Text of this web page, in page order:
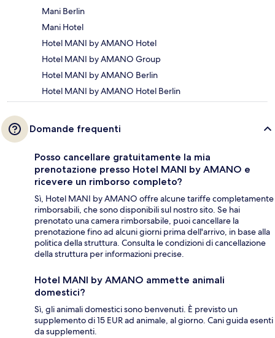
Mani Berlin
Mani Hotel
Hotel MANI by AMANO Hotel
Hotel MANI by AMANO Group
Hotel MANI by AMANO Berlin
Hotel MANI by AMANO Hotel Berlin
Domande frequenti
Posso cancellare gratuitamente la mia
prenotazione presso Hotel MANI by AMANO e
ricevere un rimborso completo?
Sì, Hotel MANI by AMANO offre alcune tariffe completamente
rimborsabili, che sono disponibili sul nostro sito. Se hai
prenotato una camera rimborsabile, puoi cancellare la
prenotazione fino ad alcuni giorni prima dell'arrivo, in base alla
politica della struttura. Consulta le condizioni di cancellazione
della struttura per informazioni precise.
Hotel MANI by AMANO ammette animali
domestici?
Sì, gli animali domestici sono benvenuti. È previsto un
supplemento di 15 EUR ad animale, al giorno. Cani guida esenti
da supplementi.